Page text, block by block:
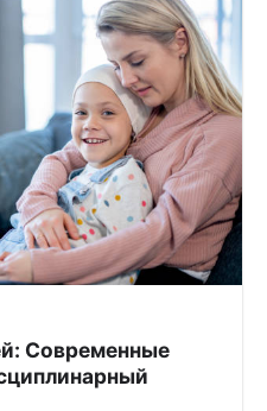
Современные